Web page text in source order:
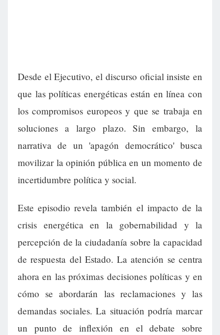
Desde el Ejecutivo, el discurso oficial insiste en
que las políticas energéticas están en línea con
los compromisos europeos y que se trabaja en
soluciones a largo plazo. Sin embargo, la
narrativa de un 'apagón democrático' busca
movilizar la opinión pública en un momento de
incertidumbre política y social.
Este episodio revela también el impacto de la
crisis energética en la gobernabilidad y la
percepción de la ciudadanía sobre la capacidad
de respuesta del Estado. La atención se centra
ahora en las próximas decisiones políticas y en
cómo se abordarán las reclamaciones y las
demandas sociales. La situación podría marcar
un punto de inflexión en el debate sobre